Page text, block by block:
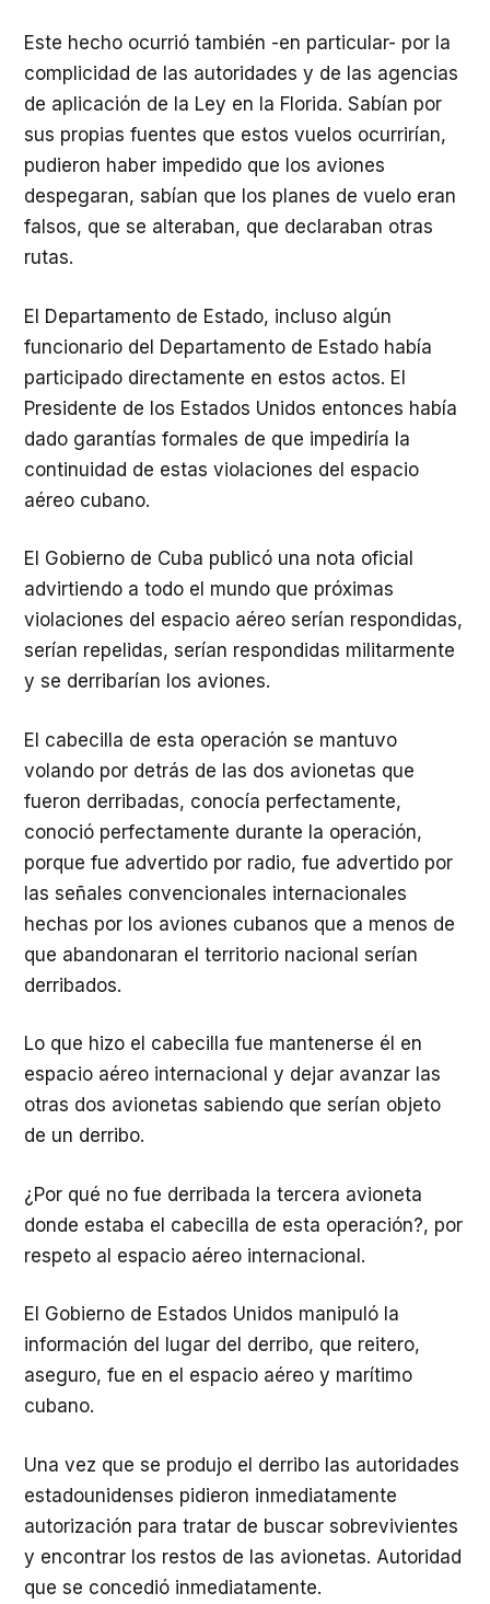
Este hecho ocurrió también -en particular- por la
complicidad de las autoridades y de las agencias
de aplicación de la Ley en la Florida. Sabían por
sus propias fuentes que estos vuelos ocurrirían,
pudieron haber impedido que los aviones
despegaran, sabían que los planes de vuelo eran
falsos, que se alteraban, que declaraban otras
rutas.
El Departamento de Estado, incluso algún
funcionario del Departamento de Estado había
participado directamente en estos actos. El
Presidente de los Estados Unidos entonces había
dado garantías formales de que impediría la
continuidad de estas violaciones del espacio
aéreo cubano.
El Gobierno de Cuba publicó una nota oficial
advirtiendo a todo el mundo que próximas
violaciones del espacio aéreo serían respondidas,
serían repelidas, serían respondidas militarmente
y se derribarían los aviones.
El cabecilla de esta operación se mantuvo
volando por detrás de las dos avionetas que
fueron derribadas, conocía perfectamente,
conoció perfectamente durante la operación,
porque fue advertido por radio, fue advertido por
las señales convencionales internacionales
hechas por los aviones cubanos que a menos de
que abandonaran el territorio nacional serían
derribados.
Lo que hizo el cabecilla fue mantenerse él en
espacio aéreo internacional y dejar avanzar las
otras dos avionetas sabiendo que serían objeto
de un derribo.
¿Por qué no fue derribada la tercera avioneta
donde estaba el cabecilla de esta operación?, por
respeto al espacio aéreo internacional.
El Gobierno de Estados Unidos manipuló la
información del lugar del derribo, que reitero,
aseguro, fue en el espacio aéreo y marítimo
cubano.
Una vez que se produjo el derribo las autoridades
estadounidenses pidieron inmediatamente
autorización para tratar de buscar sobrevivientes
y encontrar los restos de las avionetas. Autoridad
que se concedió inmediatamente.